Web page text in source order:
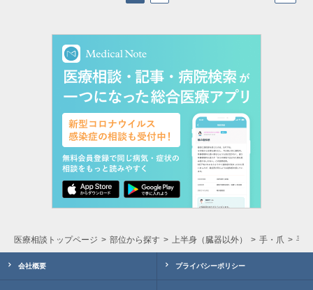
医療相談トップページ 部位から探す 上半身（臓器以外） 手・爪 手
会社概要 プライバシーポリシー